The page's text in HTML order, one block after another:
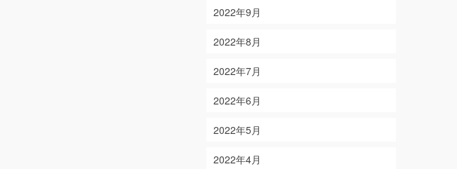
2022年9月
2022年8月
2022年7月
2022年6月
2022年5月
2022年4月